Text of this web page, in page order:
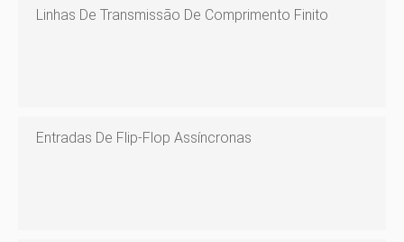
Linhas De Transmissão De Comprimento Finito
Entradas De Flip-Flop Assíncronas